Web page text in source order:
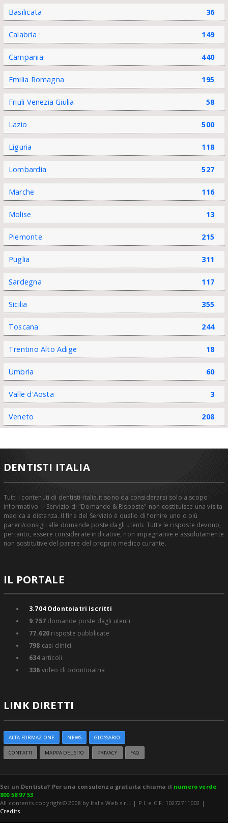
Basilicata 36
Calabria 149
Campania 440
Emilia Romagna 195
Friuli Venezia Giulia 58
Lazio 500
Liguria 118
Lombardia 527
Marche 116
Molise 13
Piemonte 215
Puglia 311
Sardegna 117
Sicilia 355
Toscana 244
Trentino Alto Adige 18
Umbria 60
Valle d'Aosta 3
Veneto 208
DENTISTI ITALIA
Tutti i contenuti di dentisti-italia.it sono da considerarsi solo a scopo
informativo. Il Servizio di "Domande & Risposte" non costituisce una visita
medica a distanza. Il fine del Servizio è quello di fornire uno o più
pareri/consigli alle domande poste dagli utenti. Tutte le risposte devono,
pertanto, essere considerate indicative, non impegnative e assolutamente
non sostitutive del parere del proprio medico curante.
IL PORTALE
3.704Odontoiatri iscritti
9.757domande poste dagli utenti
77.620 risposte pubblicate
798 casi clinici
634 articoli
336 video di odontoiatria
LINK DIRETTI
ALTA FORMAZIONE NEWS GLOSSARIO
CONTATTI MAPPA DEL SITO PRIVACY FAQ
Sei un Dentista? Per una consulenza gratuita chiama il numero verde
800 58 97 53
All contents copyright© 2008 by Italia Web s.r.l. | P.I. e C.F. 10272711002 |
Credits